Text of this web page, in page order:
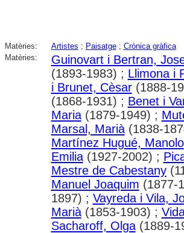
Matèries: Artistes ; Paisatge; Crònica gràfica
Matèries:
Guinovart i Bertran,
(1893-1983) ; Llimona i
i Brunet, Cèsar(1888-
(1868-1931) ; Benet i
Maria(1879-1949) ;
Marsal, Marià(1838-
Martínez Hugué, Manolo
Emilia(1927-2002) ;
Mestre de Cabestany
Manuel Joaquim (1877-
1897) ; Vayreda i Vila,
Marià(1853-1903) ;
Sacharoff, Olga(1889-